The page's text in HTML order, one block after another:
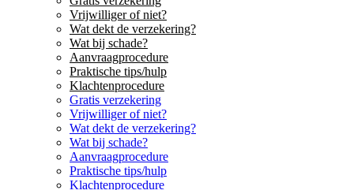
Vrijwilliger of niet?
Wat dekt de verzekering?
Wat bij schade?
Aanvraagprocedure
Praktische tips/hulp
Klachtenprocedure
Gratis verzekering
Vrijwilliger of niet?
Wat dekt de verzekering?
Wat bij schade?
Aanvraagprocedure
Praktische tips/hulp
Klachtenprocedure